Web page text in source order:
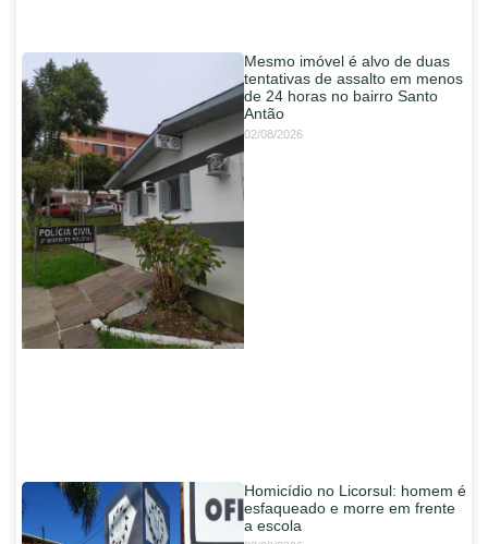
Mesmo imóvel é alvo de duas
tentativas de assalto em menos
de 24 horas no bairro Santo
Antão
02/08/2026
Homicídio no Licorsul: homem é
esfaqueado e morre em frente
a escola